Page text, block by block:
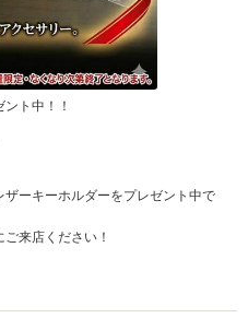
ト中！！
ーキーホルダーをプレゼント中で
来店ください！